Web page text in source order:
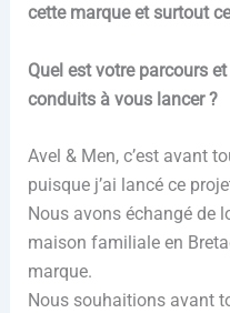
cette marque et surtout
Quel est votre parcours
conduits à vous lancer ?
Avel & Men, c’est avant
puisque j’ai lancé ce
Nous avons échangé de
maison familiale en
marque.
Nous souhaitions avant